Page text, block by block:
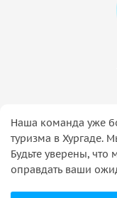
Наша команда уже
туризма в Хургаде.
Будьте уверены,
оправдать ваши